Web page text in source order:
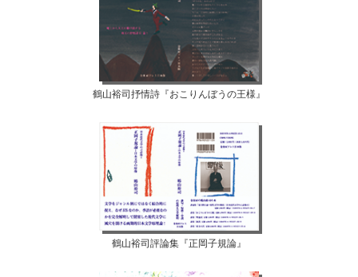
鶴山裕司抒情詩『おこりんぼうの王様』
鶴山裕司評論集『正岡子規論』